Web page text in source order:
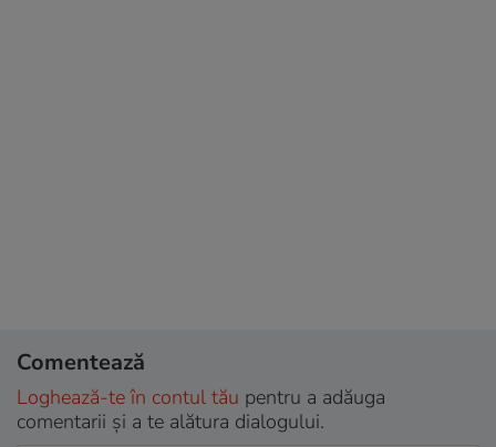
Comentează
Loghează-te în contul tău pentru a adăuga
comentarii și a te alătura dialogului.